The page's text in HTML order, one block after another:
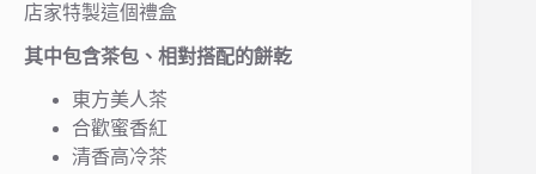
店家特製這個禮盒
其中包含茶包、相對搭配的餅乾
東方美人茶
合歡蜜香紅
清香高冷茶